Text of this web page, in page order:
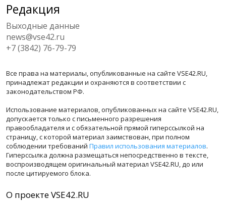
Редакция
Выходные данные
news@vse42.ru
+7 (3842) 76-79-79
Все права на материалы, опубликованные на сайте VSE42.RU,
принадлежат редакции и охраняются в соответствии с
законодательством РФ.
Использование материалов, опубликованных на сайте VSE42.RU,
допускается только с письменного разрешения
правообладателя и с обязательной прямой гиперссылкой на
страницу, с которой материал заимствован, при полном
соблюдении требований Правил использования материалов.
Гиперссылка должна размещаться непосредственно в тексте,
воспроизводящем оригинальный материал VSE42.RU, до или
после цитируемого блока.
О проекте VSE42.RU